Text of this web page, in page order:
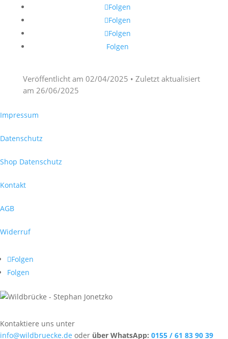
Folgen
Folgen
Folgen
Folgen
Veröffentlicht am 02/04/2025 • Zuletzt aktualisiert
am 26/06/2025
Impressum
Datenschutz
Shop Datenschutz
Kontakt
AGB
Widerruf
Folgen
Folgen
Kontaktiere uns unter
info@wildbruecke.de oder über WhatsApp: 0155 / 61 83 90 39